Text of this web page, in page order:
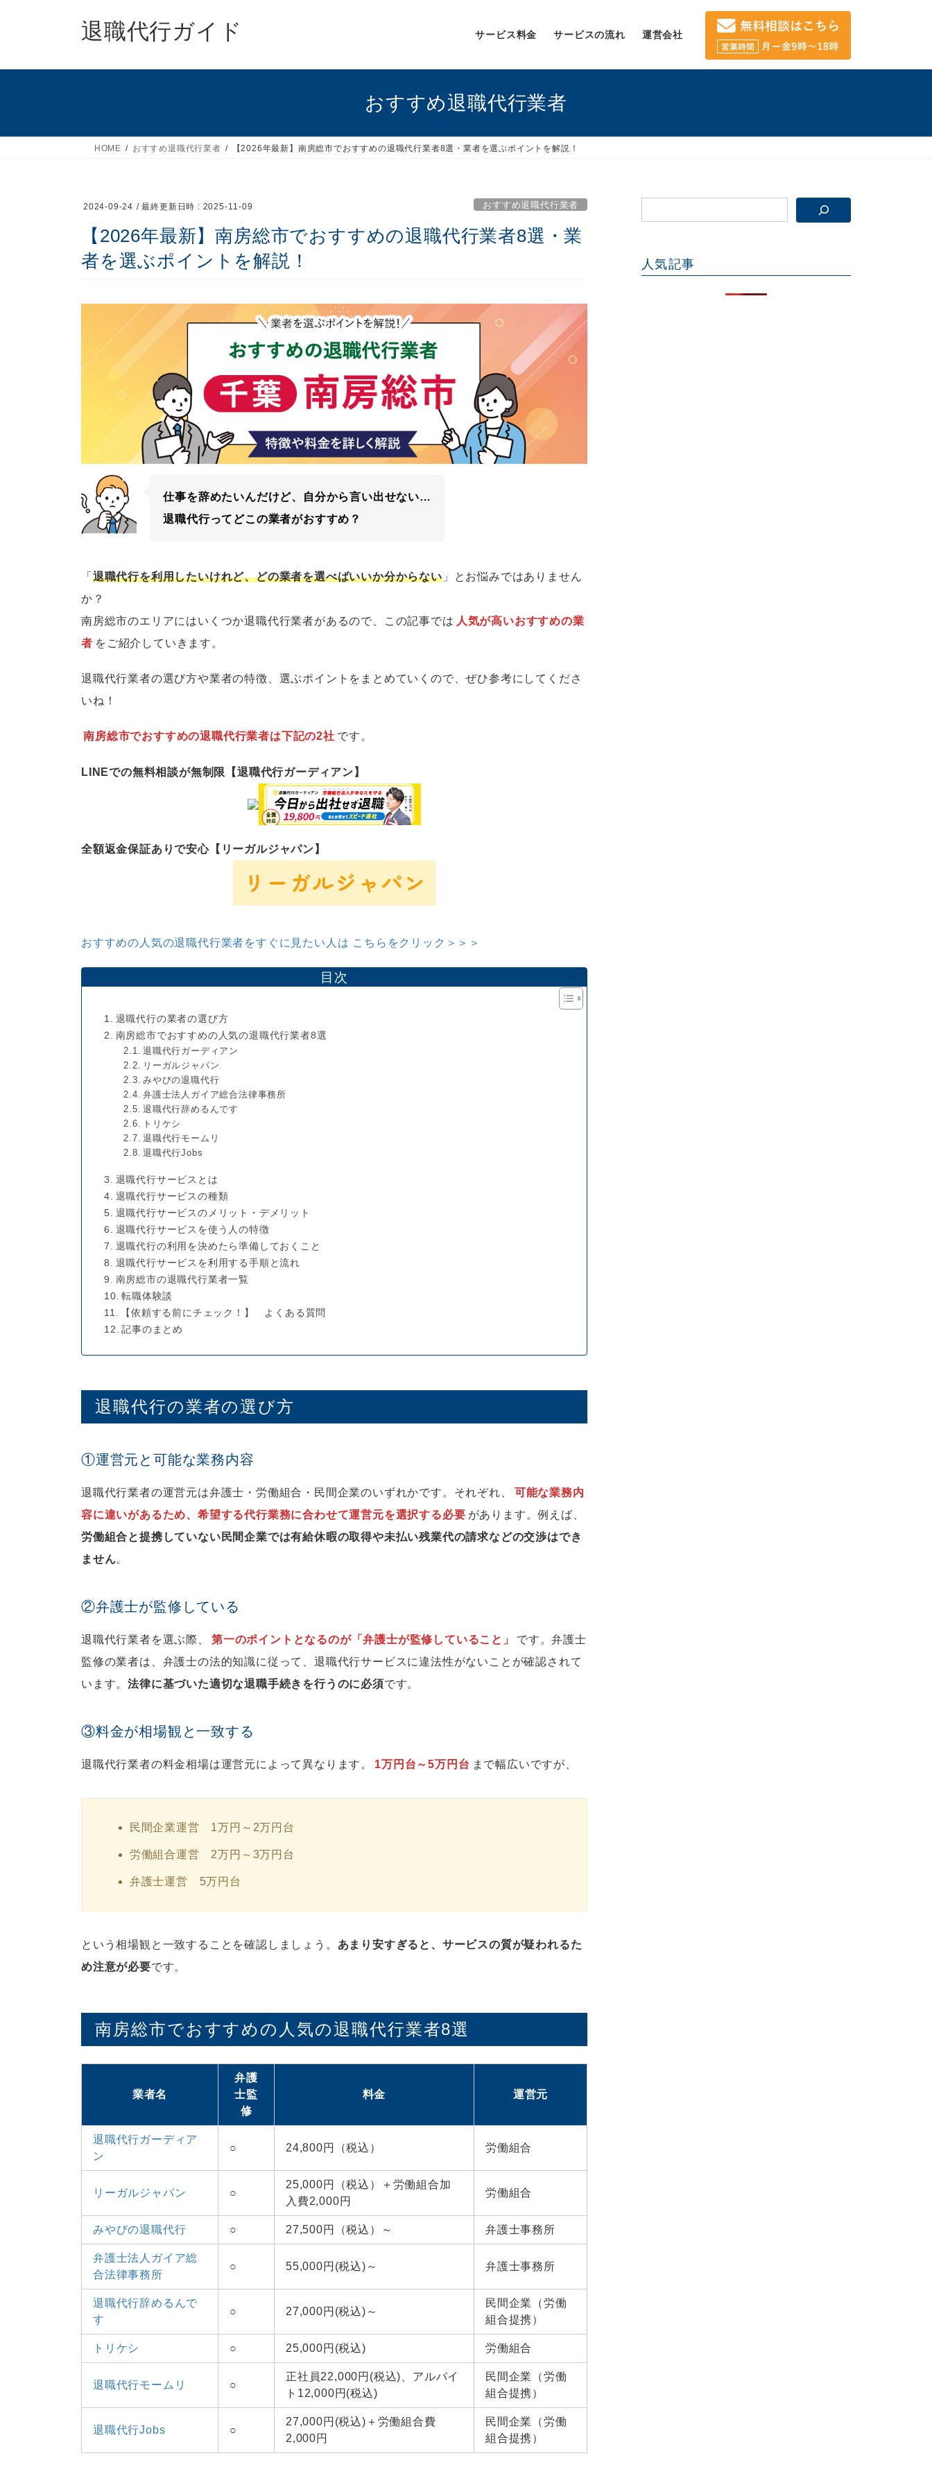
ッ
移
退職代行ガイド サービス料金 サービスの流れ 運営会社
おすすめ退職代行業者
HOME おすすめ退職代行業者 【2026年最新】南房総市でおすすめの退職代行業者8選・業者を選ぶポイントを解説！
2024-09-24 / 最終更新日時 : 2025-11-09 おすすめ退職代行業者
【2026年最新】南房総市でおすすめの退職代行業者8選・業
者を選ぶポイントを解説！
仕事を辞めたいんだけど、自分から言い出せない…
退職代行ってどこの業者がおすすめ？
「 退職代行を利用したいけれど、どの業者を選べばいいか分からない」とお悩みではありません
か？
南房総市のエリアにはいくつか退職代行業者があるので、この記事では 人気が高いおすすめの業
者 をご紹介していきます。
退職代行業者の選び方や業者の特徴、選ぶポイントをまとめていくので、ぜひ参考にしてくださ
いね！
南房総市でおすすめの退職代行業者は下記の2社 です。
LINEでの無料相談が無制限【退職代行ガーディアン】
全額返金保証ありで安心【リーガルジャパン】
おすすめの人気の退職代行業者をすぐに見たい人は こちらをクリック＞＞＞
目次
退職代行の業者の選び方
南房総市でおすすめの人気の退職代行業者8選
退職代行ガーディアン
リーガルジャパン
みやびの退職代行
弁護士法人ガイア総合法律事務所
退職代行辞めるんです
トリケシ
退職代行モームリ
退職代行Jobs
退職代行サービスとは
退職代行サービスの種類
退職代行サービスのメリット・デメリット
退職代行サービスを使う人の特徴
退職代行の利用を決めたら準備しておくこと
退職代行サービスを利用する手順と流れ
南房総市の退職代行業者一覧
転職体験談
【依頼する前にチェック！】 よくある質問
記事のまとめ
退職代行の業者の選び方
①運営元と可能な業務内容
退職代行業者の運営元は弁護士・労働組合・民間企業のいずれかです。それぞれ、
可能な業務内
容に違いがあるため、希望する代行業務に合わせて運営元を選択する必要 があります。例えば、
労働組合と提携していない民間企業では有給休暇の取得や未払い残業代の請求などの交渉はでき
ません。
②弁護士が監修している
退職代行業者を選ぶ際、 第一のポイントとなるのが「弁護士が監修していること」
です。弁護士
監修の業者は、弁護士の法的知識に従って、退職代行サービスに違法性がないことが確認されて
います。法律に基づいた適切な退職手続きを行うのに必須です。
③料金が相場観と一致する
退職代行業者の料金相場は運営元によって異なります。 1万円台～5万円台 まで幅広いですが、
民間企業運営 1万円～2万円台
労働組合運営 2万円～3万円台
弁護士運営 5万円台
という相場観と一致することを確認しましょう。 あまり安すぎると、サービスの質が疑われるた
め注意が必要です。
南房総市でおすすめの人気の退職代行業者8選
業者名
弁護
士監
修
料金 運営元
退職代行ガーディア
ン
○ 24,800円（税込） 労働組合
リーガルジャパン ○
25,000円（税込）＋労働組合加
入費2,000円
労働組合
みやびの退職代行 ○ 27,500円（税込）～ 弁護士事務所
弁護士法人ガイア総
合法律事務所
○ 55,000円(税込)～ 弁護士事務所
退職代行辞めるんで
す
○ 27,000円(税込)～
民間企業（労働
組合提携）
トリケシ ○ 25,000円(税込) 労働組合
退職代行モームリ ○
正社員22,000円(税込)、アルバイ
ト12,000円(税込)
民間企業（労働
組合提携）
退職代行Jobs ○
27,000円(税込)＋労働組合費
2,000円
民間企業（労働
組合提携）
人気記事